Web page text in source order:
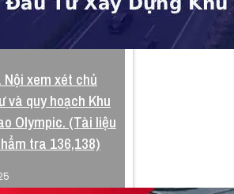
Xem TB 505
Quyết định 5244
phê chuẩn bổ sung
mục, kế hoạch thực
quy hoạch chung
Nội xem xét chủ
và quy hoạch Khu
Olympic. (Tài liệu
tra 136,138)